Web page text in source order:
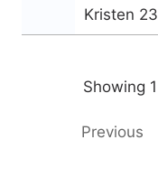
Kristen
Showing
Previous